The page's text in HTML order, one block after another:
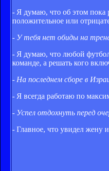
- Я думаю, что об этом пока
положительное или
- У тебя нет обиды на
- Я думаю, что любой
команде, а решать кого
- На последнем сборе в
- Я всегда работаю по
- Успел отдохнуть перед
- Главное, что увидел жену